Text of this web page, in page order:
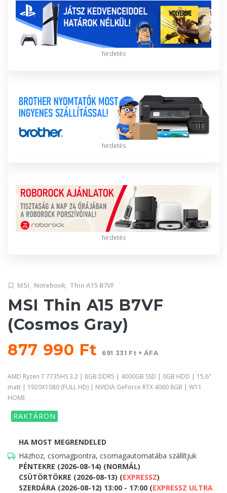
hirdetés
hirdetés
hirdetés
MSI, Notebook, Thin A15 B7VF
MSI Thin A15 B7VF
(Cosmos Gray)
877 990 Ft
691 331 Ft + ÁFA
AMD Ryzen 7 7735HS 3.2 | 8GB DDR5 | 4000GB SSD | 0GB HDD | 15,6"
matt | 1920X1080 (FULL HD) | NVIDIA GeForce RTX 4060 8GB | W11
HOME
RAKTÁRON
HA MOST MEGRENDELED
Házhoz, csomagpontra, csomagautomatába szállítjuk
PÉNTEKRE (2026-08-14) (NORMÁL)
CSÜTÖRTÖKRE (2026-08-13) (EXPRESSZ)
SZERDÁRA (2026-08-12) 13:00 - 17:00 (EXPRESSZ ULTRA